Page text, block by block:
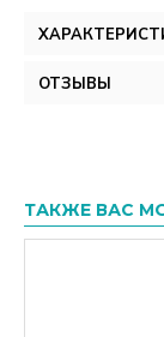
ОТЗЫВЫ
ТАКЖЕ ВАС